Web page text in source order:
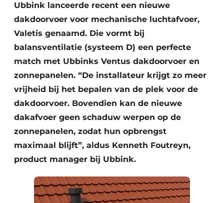
Ventilatie
Warmtepompen
Ubbink lanceerde recent een nieuwe
dakdoorvoer voor mechanische luchtafvoer,
Valetis genaamd. Die vormt bij
balansventilatie (systeem D) een perfecte
match met Ubbinks Ventus dakdoorvoer en
zonnepanelen. “De installateur krijgt zo meer
vrijheid bij het bepalen van de plek voor de
dakdoorvoer. Bovendien kan de nieuwe
dakafvoer geen schaduw werpen op de
zonnepanelen, zodat hun opbrengst
maximaal blijft”, aldus Kenneth Foutreyn,
product manager bij Ubbink.